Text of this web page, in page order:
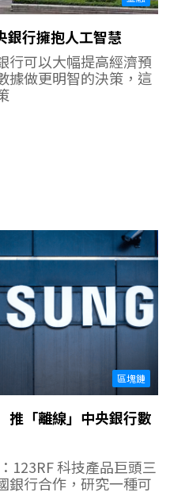
行擁抱人工智慧
行可以大幅提高經濟預
據做更明智的決策，這
區塊鏈
「離線」中央銀行數
123RF 科技產品巨頭三
銀行合作，研究一種可